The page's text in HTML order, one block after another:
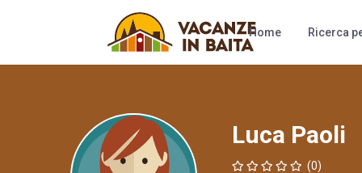
Home Ricerca
Camere
Luca Paoli
(0)